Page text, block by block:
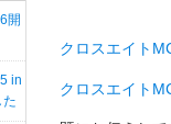
開
in
クロスエイト
クロスエイト